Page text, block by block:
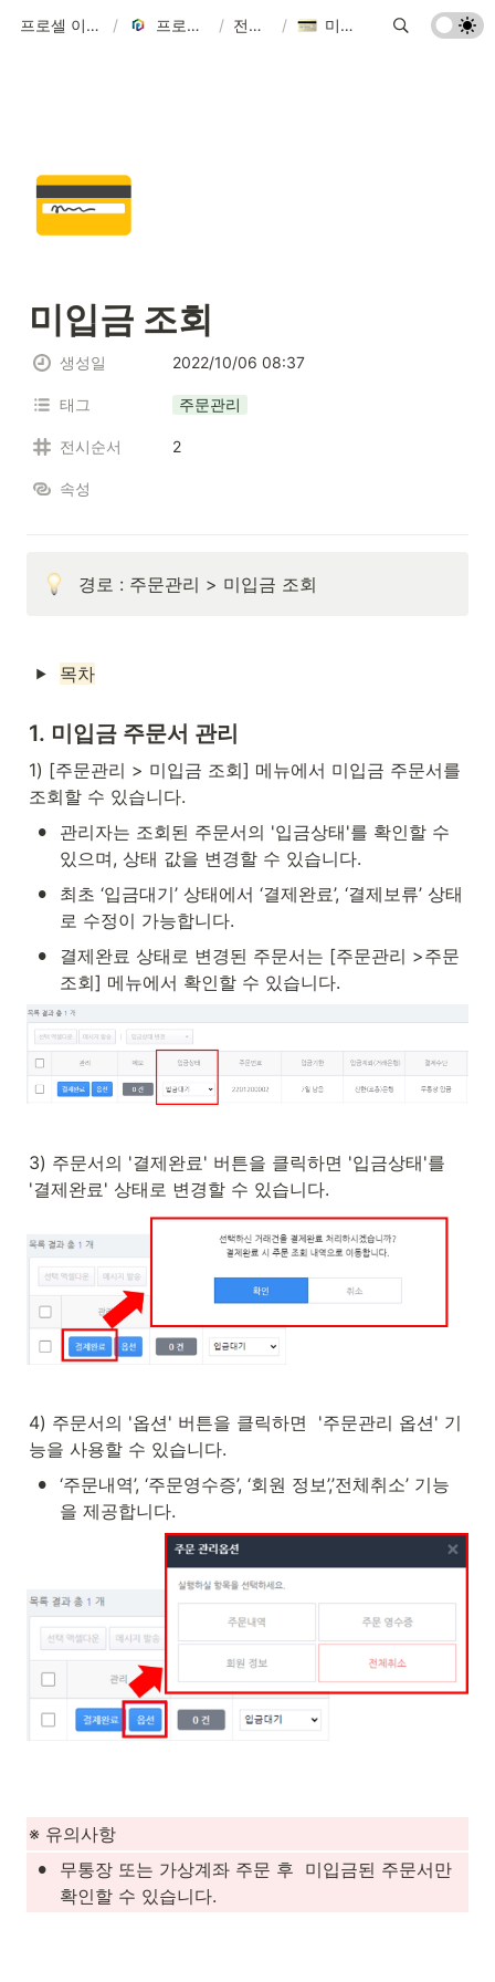
프로셀 이용가이드 / 프로셀 가이드 / 전체보기 / 미입금 조회
💳
미입금 조회
생성일 2022/10/06 08:37
태그 주문관리
전시순서 2
속성
경로 : 주문관리 > 미입금 조회
목차
1. 미입금 주문서 관리
1) [주문관리 > 미입금 조회] 메뉴에서 미입금 주문서를
조회할 수 있습니다.
•
관리자는 조회된 주문서의 '입금상태'를 확인할 수
있으며, 상태 값을 변경할 수 있습니다.
•
최초 ‘입금대기’ 상태에서 ‘결제완료’, ‘결제보류’ 상태
로 수정이 가능합니다.
•
결제완료 상태로 변경된 주문서는 [주문관리 >주문
조회] 메뉴에서 확인할 수 있습니다.
3) 주문서의 '결제완료' 버튼을 클릭하면 '입금상태'를
'결제완료' 상태로 변경할 수 있습니다.
4) 주문서의 '옵션' 버튼을 클릭하면  '주문관리 옵션' 기
능을 사용할 수 있습니다.
• ‘주문내역’, ‘주문영수증’, ‘회원 정보’,’전체취소’ 기능
을 제공합니다.
※ 유의사항
•
무통장 또는 가상계좌 주문 후  미입금된 주문서만
확인할 수 있습니다.